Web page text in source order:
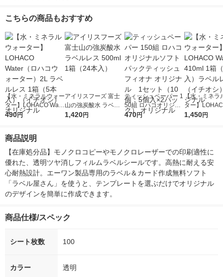
こちらの商品もおすすめ
【水・ミネラルウォー
ター】LOHACO Wate
r（ロハコウォータ
シ） オリジナル
490円
アイリスフーズ 富士
山の強炭酸水 ラベル
レス 500ml 1箱（24
1,420円
ティッシュペーパー 1
50組 ロハコオリジナ
ルソフトパックティッ
オリジナル
470円
【水・ミネラ
ター】
r 410ml 1箱（
1,450円
商品説明
【在庫処分品】モノクロコピーやモノクロレーザーでの印刷適性に
優れた、透明ツヤ消しフィルムラベルシールです。高熱に耐える安
心耐熱設計。エーワン製品専用のラベル＆カード作成無料ソフト
「ラベル屋さん」を使うと、テンプレートを選ぶだけでオリジナル
のデザインを簡単に作成できます。
商品仕様/スペック
シート枚数 100
カラー 透明